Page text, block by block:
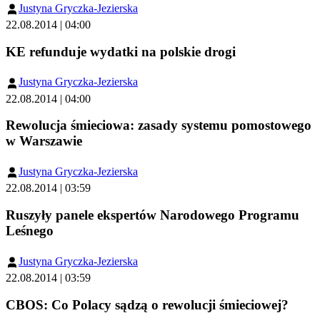
Justyna Gryczka-Jezierska
22.08.2014 | 04:00
KE refunduje wydatki na polskie drogi
Justyna Gryczka-Jezierska
22.08.2014 | 04:00
Rewolucja śmieciowa: zasady systemu pomostowego
w Warszawie
Justyna Gryczka-Jezierska
22.08.2014 | 03:59
Ruszyły panele ekspertów Narodowego Programu
Leśnego
Justyna Gryczka-Jezierska
22.08.2014 | 03:59
CBOS: Co Polacy sądzą o rewolucji śmieciowej?